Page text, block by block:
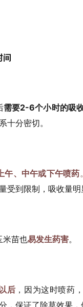
需要2-6个小时的吸
十分密切。
午、中午或下午喷药
受到限制，吸收量
米苗也易发生药害。
后 ，因为这时喷药
，保证了除草效果